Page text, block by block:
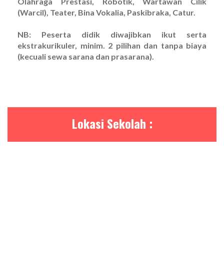
(Warcil), Teater, Bina Vokalia, Paskibraka, Catur.
NB: Peserta didik diwajibkan ikut serta
ekstrakurikuler, minim. 2 pilihan dan tanpa biaya
(kecuali sewa sarana dan prasarana).
Lokasi Sekolah :